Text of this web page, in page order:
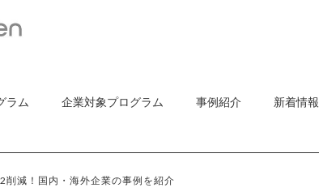
ラム 企業対象プログラム 事例紹介 新着情報
削減！国内・海外企業の事例を紹介